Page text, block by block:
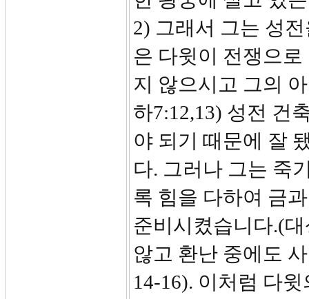
2) 그래서 그는 성
은 다윗이 전쟁으
지 않으시고 그의
하7:12,13) 성전 건
야 되기 때문에 잘
다. 그러나 그는 죽
록 힘을 다하여 금
준비시켰습니다.(
않고 환난 중에도
14-16). 이처럼 다